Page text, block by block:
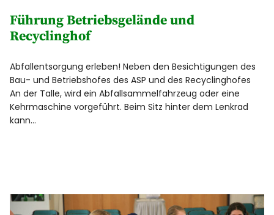
Führung Betriebsgelände und
Recyclinghof
Abfallentsorgung erleben! Neben den Besichtigungen des
Bau- und Betriebshofes des ASP und des Recyclinghofes
An der Talle, wird ein Abfallsammelfahrzeug oder eine
Kehrmaschine vorgeführt. Beim Sitz hinter dem Lenkrad
kann…